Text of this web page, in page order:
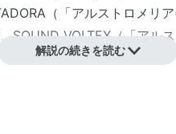
（「アルストロメリ
SOUND VOLTEX（「アル
。ポップン・IIDXでのジャ
は「称号パーツを1000個集
解説の続きを読む